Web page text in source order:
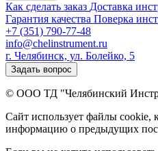
Как сделать заказ Доставка
Гарантия качества Поверка
+7 (351) 790-77-48
info@chelinstrument.ru
г. Челябинск, ул. Болейко, 5
Задать вопрос
© ООО ТД "Челябинский
Сайт использует файлы cookie,
информацию о предыдущих